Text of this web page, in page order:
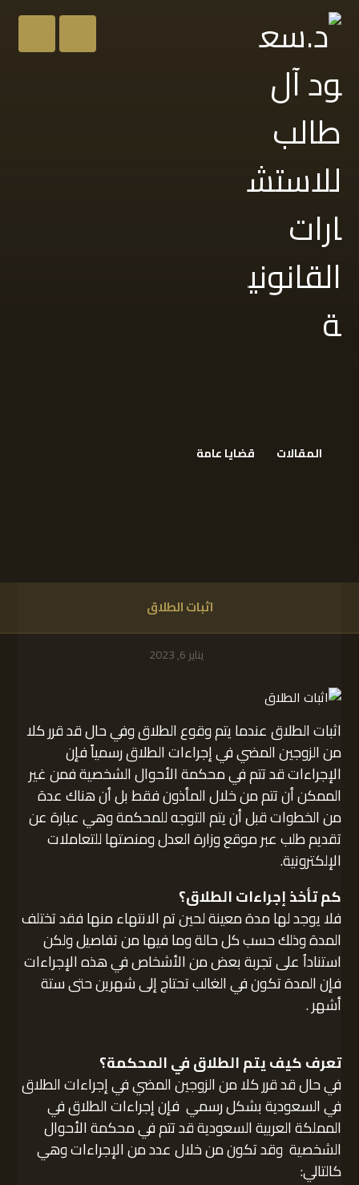
المقالات قضايا عامة
اثبات الطلاق
يناير 6, 2023
اثبات الطلاق عندما يتم وقوع الطلاق وفي حال قد قرر كلا
من الزوجين المضي في إجراءات الطلاق رسمياً فإن
الإجراءات قد تتم في محكمة الأحوال الشخصية فمن غير
الممكن أن تتم من خلال المأذون فقط بل أن هناك عدة
من الخطوات قبل أن يتم التوجه للمحكمة وهي عبارة عن
تقديم طلب عبر موقع وزارة العدل ومنصتها للتعاملات
الإلكترونية.
كم تأخذ إجراءات الطلاق؟
فلا يوجد لها مدة معينة لحين تم الانتهاء منها فقد تختلف
المدة وذلك حسب كل حالة وما فيها من تفاصيل ولكن
استناداُ على تجربة بعض من الأشخاص في هذه الإجراءات
فإن المدة تكون في الغالب تحتاج إلى شهرين حتى ستة
أشهر .
تعرف كيف يتم الطلاق في المحكمة؟
في حال قد قرر كلا من الزوجين المضي في إجراءات الطلاق
في السعودية بشكل رسمي فإن إجراءات الطلاق في
المملكة العربية السعودية قد تتم في محكمة الأحوال
الشخصية وقد تكون من خلال عدد من الإجراءات وهي
كالتالي: